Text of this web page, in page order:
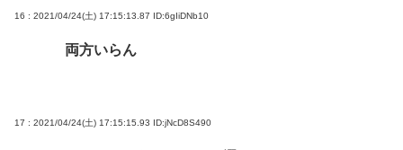
16 : 2021/04/24(土) 17:15:13.87 ID:6gIiDNb10
両方いらん
17 : 2021/04/24(土) 17:15:15.93 ID:jNcD8S490